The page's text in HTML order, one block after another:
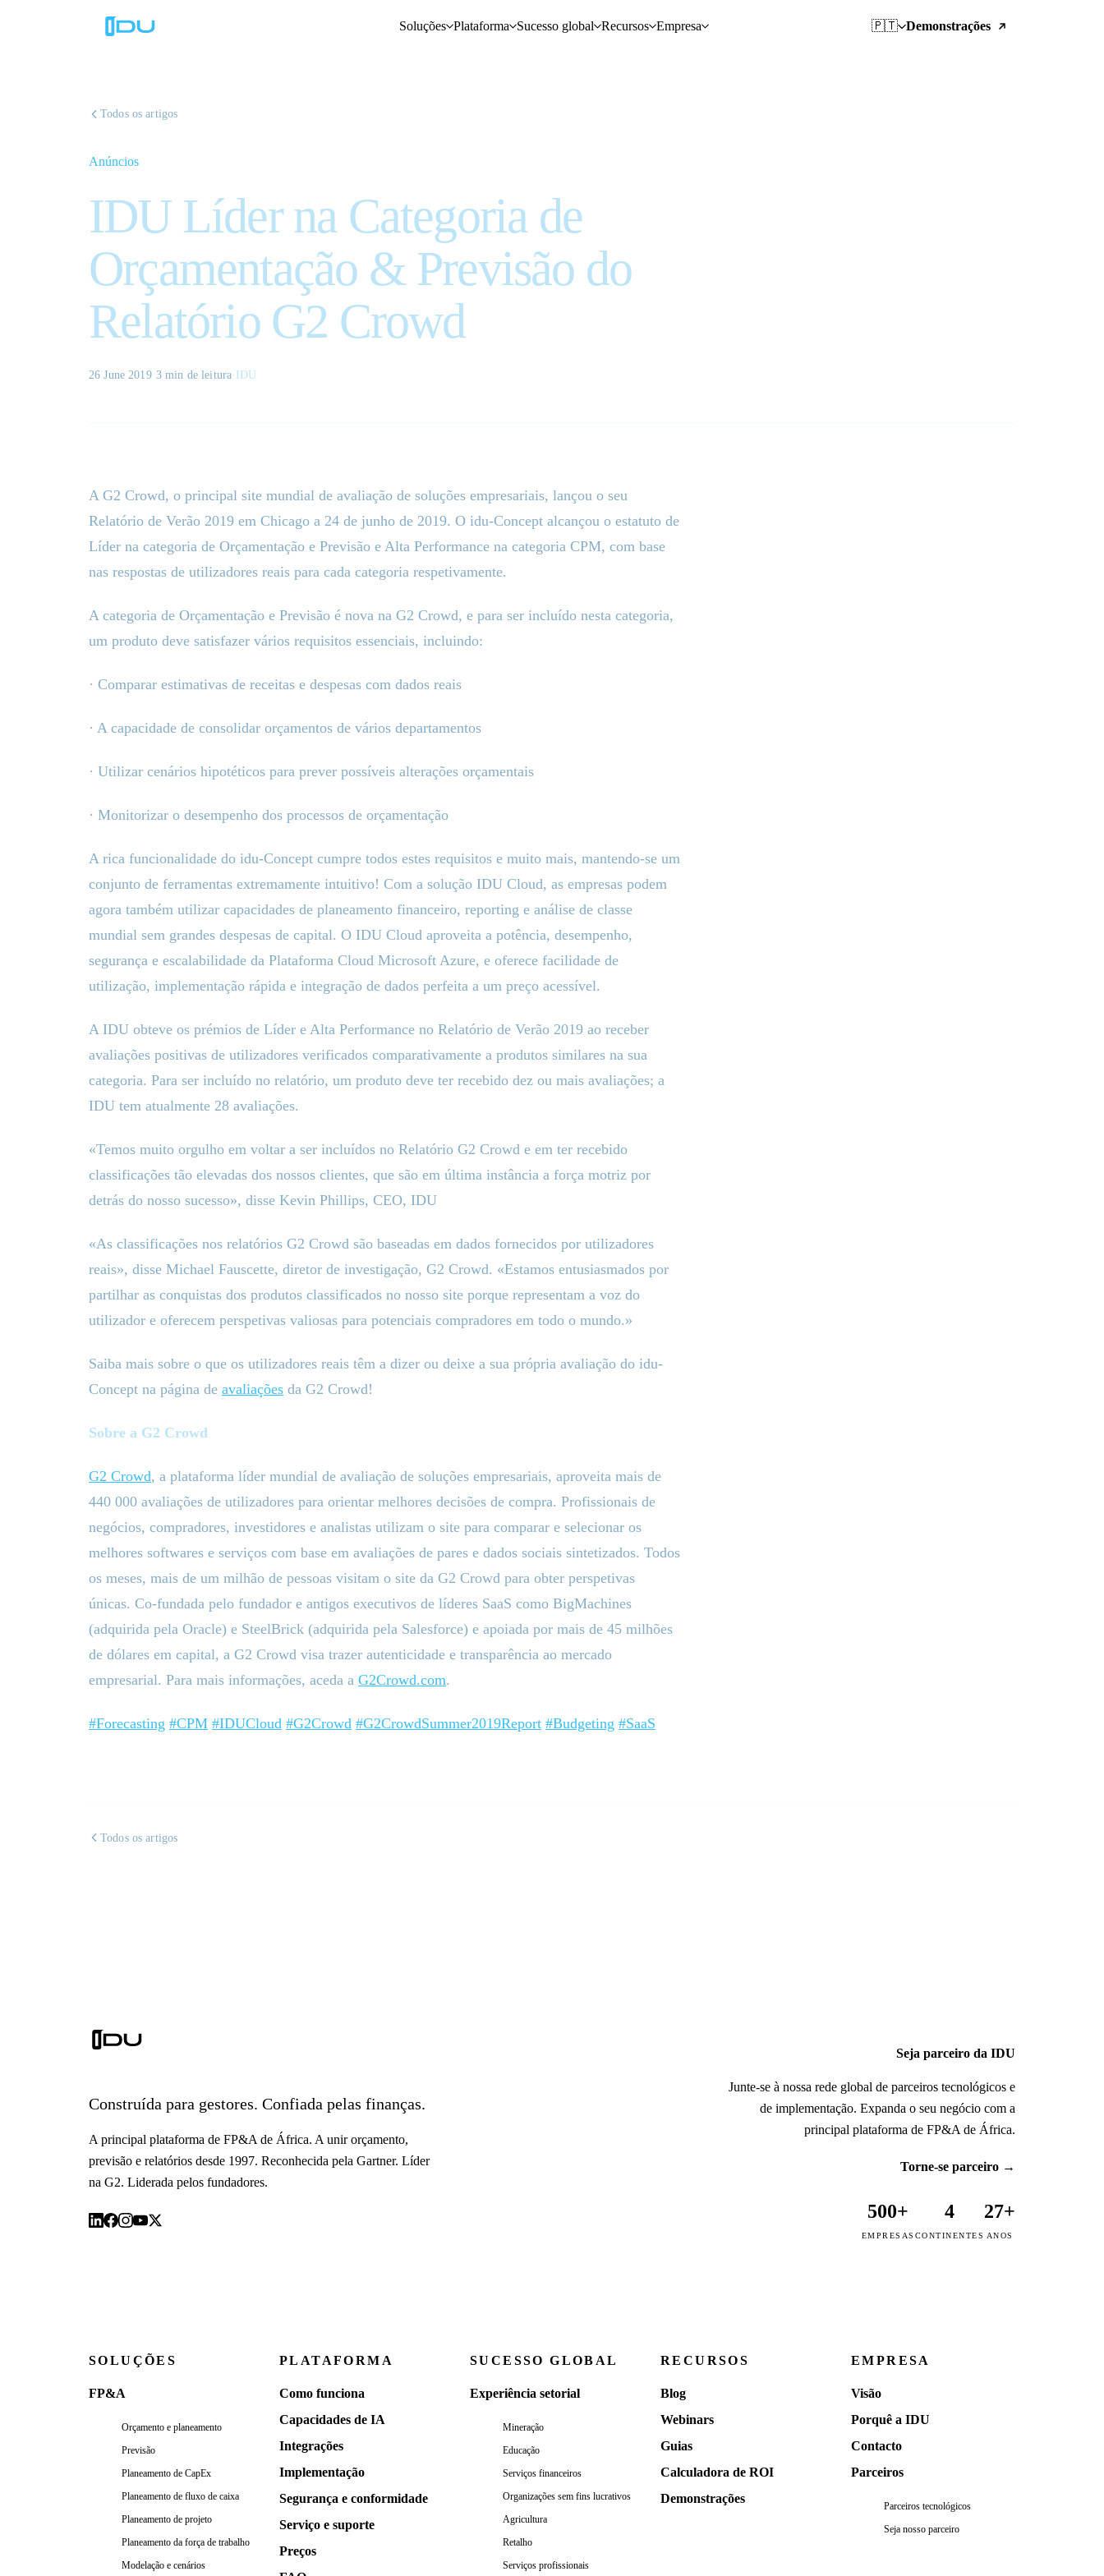
Soluções Plataforma Sucesso global Recursos Empresa 🇵🇹 Demonstrações
Todos os artigos
Anúncios
IDU Líder na Categoria de
Orçamentação & Previsão do
Relatório G2 Crowd
26 June 2019· 3 min de leitura IDU
A G2 Crowd, o principal site mundial de avaliação de soluções empresariais, lançou o seu
Relatório de Verão 2019 em Chicago a 24 de junho de 2019. O idu-Concept alcançou o estatuto de
Líder na categoria de Orçamentação e Previsão e Alta Performance na categoria CPM, com base
nas respostas de utilizadores reais para cada categoria respetivamente.
A categoria de Orçamentação e Previsão é nova na G2 Crowd, e para ser incluído nesta categoria,
um produto deve satisfazer vários requisitos essenciais, incluindo:
· Comparar estimativas de receitas e despesas com dados reais
· A capacidade de consolidar orçamentos de vários departamentos
· Utilizar cenários hipotéticos para prever possíveis alterações orçamentais
· Monitorizar o desempenho dos processos de orçamentação
A rica funcionalidade do idu-Concept cumpre todos estes requisitos e muito mais, mantendo-se um
conjunto de ferramentas extremamente intuitivo! Com a solução IDU Cloud, as empresas podem
agora também utilizar capacidades de planeamento financeiro, reporting e análise de classe
mundial sem grandes despesas de capital. O IDU Cloud aproveita a potência, desempenho,
segurança e escalabilidade da Plataforma Cloud Microsoft Azure, e oferece facilidade de
utilização, implementação rápida e integração de dados perfeita a um preço acessível.
A IDU obteve os prémios de Líder e Alta Performance no Relatório de Verão 2019 ao receber
avaliações positivas de utilizadores verificados comparativamente a produtos similares na sua
categoria. Para ser incluído no relatório, um produto deve ter recebido dez ou mais avaliações; a
IDU tem atualmente 28 avaliações.
«Temos muito orgulho em voltar a ser incluídos no Relatório G2 Crowd e em ter recebido
classificações tão elevadas dos nossos clientes, que são em última instância a força motriz por
detrás do nosso sucesso», disse Kevin Phillips, CEO, IDU
«As classificações nos relatórios G2 Crowd são baseadas em dados fornecidos por utilizadores
reais», disse Michael Fauscette, diretor de investigação, G2 Crowd. «Estamos entusiasmados por
partilhar as conquistas dos produtos classificados no nosso site porque representam a voz do
utilizador e oferecem perspetivas valiosas para potenciais compradores em todo o mundo.»
Saiba mais sobre o que os utilizadores reais têm a dizer ou deixe a sua própria avaliação do idu-
Concept na página de avaliações da G2 Crowd!
Sobre a G2 Crowd
G2 Crowd, a plataforma líder mundial de avaliação de soluções empresariais, aproveita mais de
440 000 avaliações de utilizadores para orientar melhores decisões de compra. Profissionais de
negócios, compradores, investidores e analistas utilizam o site para comparar e selecionar os
melhores softwares e serviços com base em avaliações de pares e dados sociais sintetizados. Todos
os meses, mais de um milhão de pessoas visitam o site da G2 Crowd para obter perspetivas
únicas. Co-fundada pelo fundador e antigos executivos de líderes SaaS como BigMachines
(adquirida pela Oracle) e SteelBrick (adquirida pela Salesforce) e apoiada por mais de 45 milhões
de dólares em capital, a G2 Crowd visa trazer autenticidade e transparência ao mercado
empresarial. Para mais informações, aceda a G2Crowd.com.
#Forecasting #CPM #IDUCloud #G2Crowd #G2CrowdSummer2019Report #Budgeting #SaaS
Todos os artigos
Construída para gestores. Confiada pelas finanças.
A principal plataforma de FP&A de África. A unir orçamento,
previsão e relatórios desde 1997. Reconhecida pela Gartner. Líder
na G2. Liderada pelos fundadores.
Seja parceiro da IDU
Junte-se à nossa rede global de parceiros tecnológicos e
de implementação. Expanda o seu negócio com a
principal plataforma de FP&A de África.
Torne-se parceiro →
500+
EMPRESAS
4
CONTINENTES
27+
ANOS
SOLUÇÕES
FP&A
Orçamento e planeamento
Previsão
Planeamento de CapEx
Planeamento de fluxo de caixa
Planeamento de projeto
Planeamento da força de trabalho
Modelação e cenários
PLATAFORMA
Como funciona
Capacidades de IA
Integrações
Implementação
Segurança e conformidade
Serviço e suporte
Preços
SUCESSO GLOBAL
Experiência setorial
Mineração
Educação
Serviços financeiros
Organizações sem fins lucrativos
Agricultura
Retalho
Serviços profissionais
RECURSOS
Blog
Webinars
Guias
Calculadora de ROI
Demonstrações
EMPRESA
Visão
Porquê a IDU
Contacto
Parceiros
Parceiros tecnológicos
Seja nosso parceiro